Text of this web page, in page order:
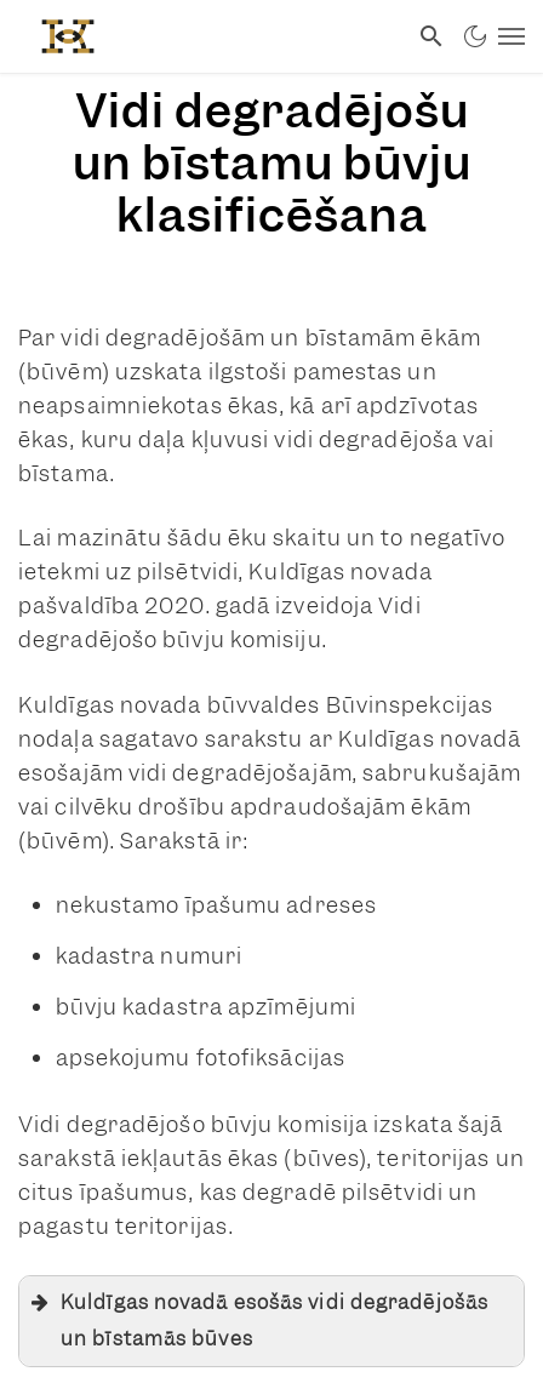
Vidi degradējošu
un bīstamu būvju
klasificēšana
Par vidi degradējošām un bīstamām ēkām
(būvēm) uzskata ilgstoši pamestas un
neapsaimniekotas ēkas, kā arī apdzīvotas
ēkas, kuru daļa kļuvusi vidi degradējoša vai
bīstama.
Lai mazinātu šādu ēku skaitu un to negatīvo
ietekmi uz pilsētvidi, Kuldīgas novada
pašvaldība 2020. gadā izveidoja Vidi
degradējošo būvju komisiju.
Kuldīgas novada būvvaldes Būvinspekcijas
nodaļa sagatavo sarakstu ar Kuldīgas novadā
esošajām vidi degradējošajām, sabrukušajām
vai cilvēku drošību apdraudošajām ēkām
(būvēm). Sarakstā ir:
nekustamo īpašumu adreses
kadastra numuri
būvju kadastra apzīmējumi
apsekojumu fotofiksācijas
Vidi degradējošo būvju komisija izskata šajā
sarakstā iekļautās ēkas (būves), teritorijas un
citus īpašumus, kas degradē pilsētvidi un
pagastu teritorijas.
Kuldīgas novadā esošās vidi degradējošās
un bīstamās būves